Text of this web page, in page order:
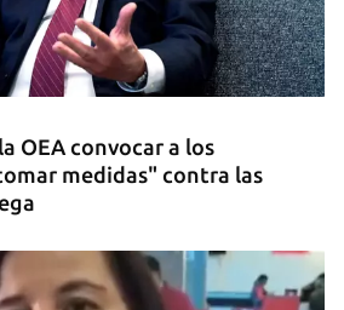
OEA convocar a los
medidas" contra las